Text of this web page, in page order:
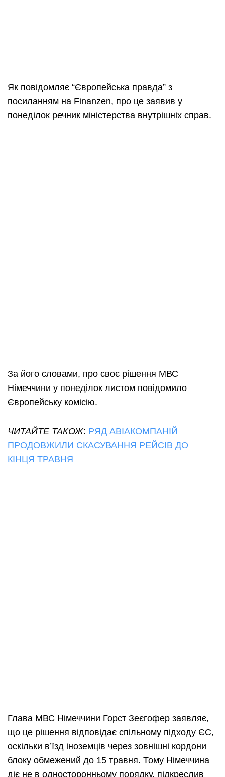
Як повідомляє “Європейська правда” з
посиланням на Finanzen, про це заявив у
понеділок речник міністерства внутрішніх справ.
За його словами, про своє рішення МВС
Німеччини у понеділок листом повідомило
Європейську комісію.
ЧИТАЙТЕ ТАКОЖ: РЯД АВІАКОМПАНІЙ
ПРОДОВЖИЛИ СКАСУВАННЯ РЕЙСІВ ДО
КІНЦЯ ТРАВНЯ
Глава МВС Німеччини Горст Зеєгофер заявляє,
що це рішення відповідає спільному підходу ЄС,
оскільки в’їзд іноземців через зовнішні кордони
блоку обмежений до 15 травня. Тому Німеччина
діє не в односторонньому порядку, підкреслив